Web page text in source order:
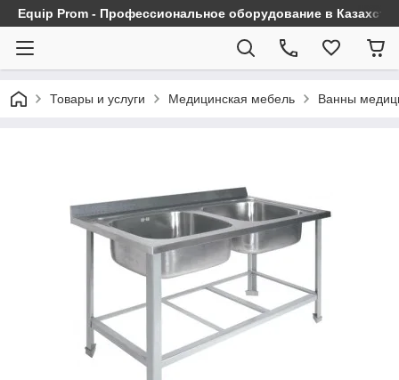
Equip Prom - Профессиональное оборудование в
Товары и услуги Медицинская мебель Ванны